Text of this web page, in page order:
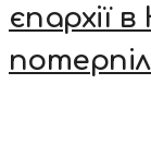
єпархії